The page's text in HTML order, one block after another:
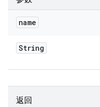
name
String
返回